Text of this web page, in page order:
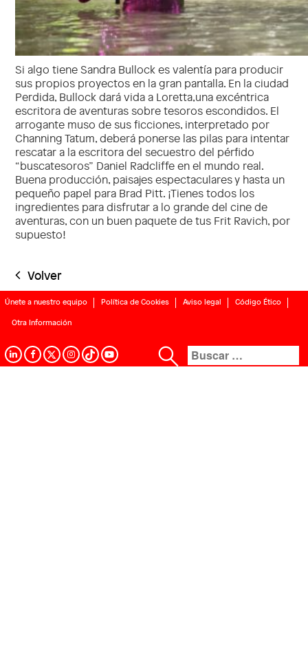
Si algo tiene Sandra Bullock es valentía para producir
sus propios proyectos en la gran pantalla. En la ciudad
Perdida, Bullock dará vida a Loretta,una excéntrica
escritora de aventuras sobre tesoros escondidos. El
arrogante muso de sus ficciones, interpretado por
Channing Tatum, deberá ponerse las pilas para intentar
rescatar a la escritora del secuestro del pérfido
“buscatesoros” Daniel Radcliffe en el mundo real.
Buena producción, paisajes espectaculares y hasta un
pequeño papel para Brad Pitt. ¡Tienes todos los
ingredientes para disfrutar a lo grande del cine de
aventuras, con un buen paquete de tus Frit Ravich, por
supuesto!
Volver
Únete a nuestro equipo Política de Cookies Aviso legal
Código Ético
Otra Información